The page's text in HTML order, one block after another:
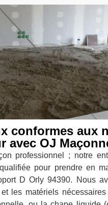
conformes aux
avec OJ
professionnel ; notre
pour prendre en
D Orly 94390. Nous
les matériels